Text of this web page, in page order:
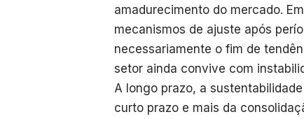
amadurecimento do mercado.
mecanismos de ajuste após
necessariamente o fim de
setor ainda convive com
A longo prazo, a
curto prazo e mais da